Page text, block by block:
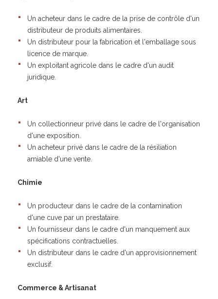
Un acheteur dans le cadre de la prise de contrôle d'un
distributeur de produits alimentaires.
Un distributeur pour la fabrication et l'emballage sous
licence de marque.
Un exploitant agricole dans le cadre d'un audit
juridique.
Art
Un collectionneur privé dans le cadre de l'organisation
d'une exposition.
Un acheteur privé dans le cadre de la résiliation
amiable d'une vente.
Chimie
Un producteur dans le cadre de la contamination
d'une cuve par un prestataire.
Un fournisseur dans le cadre d'un manquement aux
spécifications contractuelles.
Un distributeur dans le cadre d'un approvisionnement
exclusif.
Commerce & Artisanat